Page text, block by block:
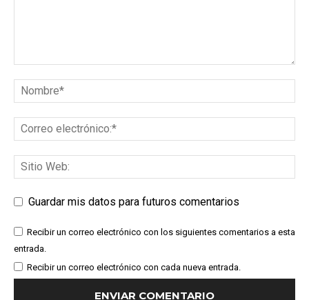
Guardar mis datos para futuros comentarios
Recibir un correo electrónico con los siguientes comentarios a esta
entrada.
Recibir un correo electrónico con cada nueva entrada.